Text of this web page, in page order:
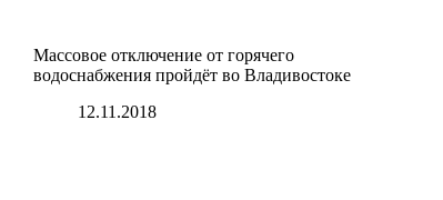
Массовое отключение от горячего
водоснабжения пройдёт во Владивостоке
12.11.2018